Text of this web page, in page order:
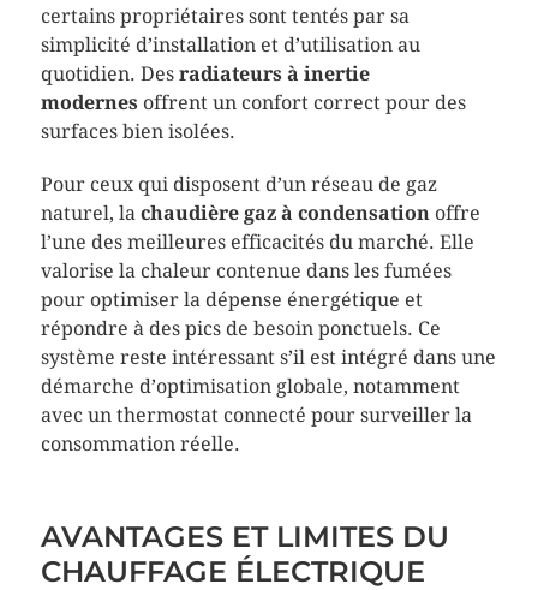
certains propriétaires sont tentés par sa
simplicité d’installation et d’utilisation au
quotidien. Des radiateurs à inertie
modernesoffrent un confort correct pour des
surfaces bien isolées.
Pour ceux qui disposent d’un réseau de gaz
naturel, la chaudière gaz à condensationoffre
l’une des meilleures efficacités du marché. Elle
valorise la chaleur contenue dans les fumées
pour optimiser la dépense énergétique et
répondre à des pics de besoin ponctuels. Ce
système reste intéressant s’il est intégré dans une
démarche d’optimisation globale, notamment
avec un thermostat connecté pour surveiller la
consommation réelle.
AVANTAGES ET LIMITES DU
CHAUFFAGE ÉLECTRIQUE